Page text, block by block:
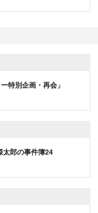
特別企画・再会」
太郎の事件簿24